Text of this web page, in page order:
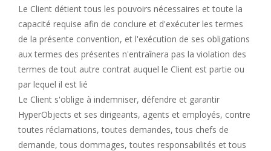
Le Client détient tous les pouvoirs nécessaires et toute la
capacité requise afin de conclure et d'exécuter les termes
de la présente convention, et l'exécution de ses obligations
aux termes des présentes n'entraînera pas la violation des
termes de tout autre contrat auquel le Client est partie ou
par lequel il est lié
Le Client s'oblige à indemniser, défendre et garantir
HyperObjects et ses dirigeants, agents et employés, contre
toutes réclamations, toutes demandes, tous chefs de
demande, tous dommages, toutes responsabilités et tous